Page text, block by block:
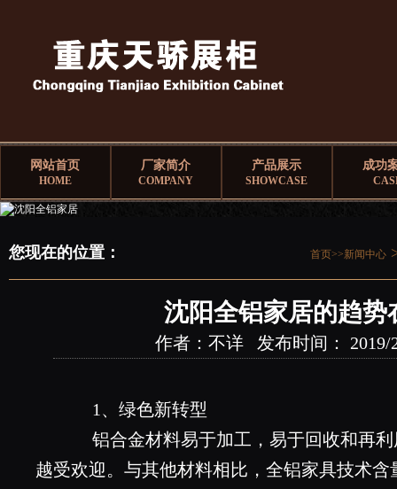
网站首页
HOME
厂家简介
COMPANY
产品展示
SHOWCASE
成功
您现在的位置： 首页>>新闻中心
沈阳全铝家居的趋势
作者：不详 发布时间： 2019/
1、绿色新转型
铝合金材料易于加工，易于回收和再利
越受欢迎。与其他材料相比，全铝家具技术